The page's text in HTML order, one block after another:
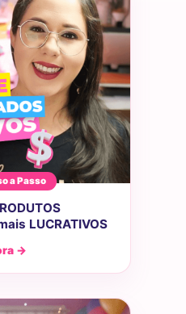
a Passo
LUCRATIVOS
→